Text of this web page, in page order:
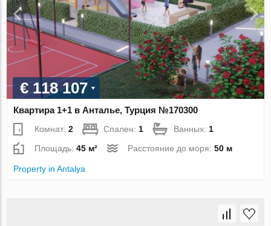
€ 118 107
Квартира 1+1 в Анталье, Турция №170300
Комнат:2 Спален: 1 Ванных: 1
Площадь:45 м² Расстояние до моря:50 м
Property in Antalya